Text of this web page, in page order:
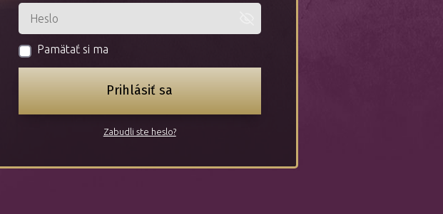
Pamätať si ma
Prihlásiť sa
Zabudli ste heslo?